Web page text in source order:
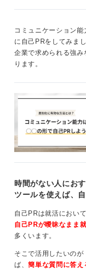
コミュニケーション
に自己PRをしてみま
企業で求められる強
ります。
時間がない人におす
ツールを使えば、
自己PRは就活におい
自己PRが曖昧なまま
多くいます。
そこで活用したいのが
ば、簡単な質問に答え